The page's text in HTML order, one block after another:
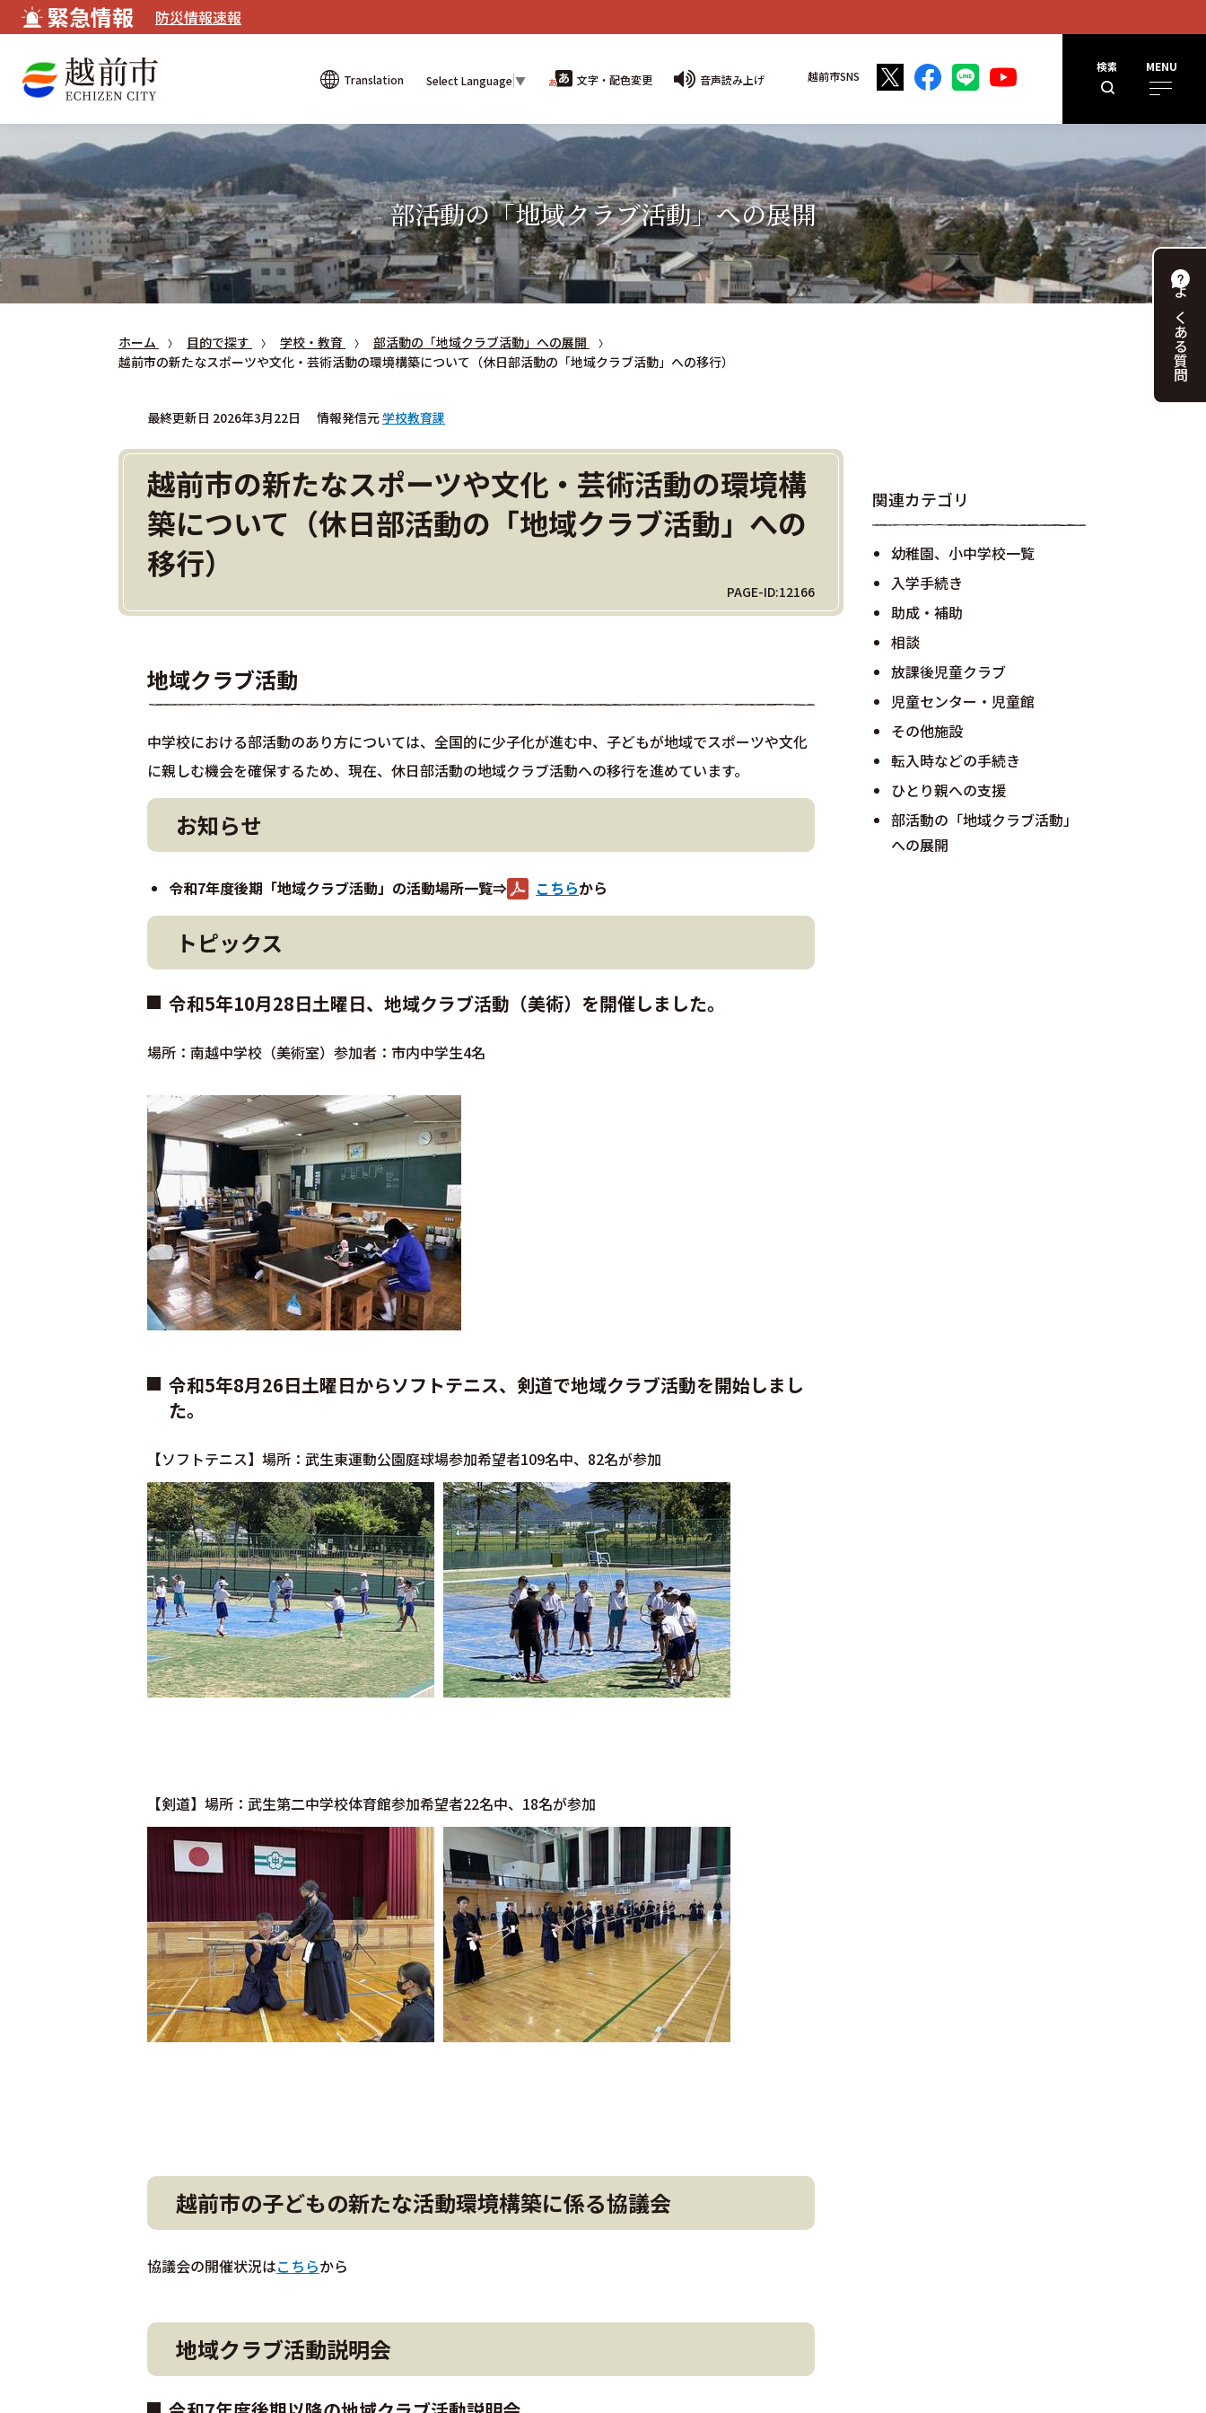
緊急情報 防災情報速報
検索
MENU
Translation
Select Language▼ 文字・配色変更 音声読み上げ 越前市SNS
よくある
質問
部活動の「地域クラブ活動」への展開
ホーム 目的で探す 学校・教育
部活動の「地域クラブ活動」への展開
越前市の新たなスポーツや文化・芸術活動の環境構築について（休日部活動の「地域クラブ活動」への移行）
最終更新日 2026年3月22日 情報発信元学校教育課
越前市の新たなスポーツや文化・芸術活動の環境構
築について（休日部活動の「地域クラブ活動」への
移行）
PAGE-ID:12166
地域クラブ活動
中学校における部活動のあり方については、全国的に少子化が進む中、子どもが地域でスポーツや文化
に親しむ機会を確保するため、現在、休日部活動の地域クラブ活動への移行を進めています。
お知らせ
令和7年度後期「地域クラブ活動」の活動場所一覧⇒ こちらから
トピックス
令和5年10月28日土曜日、地域クラブ活動（美術）を開催しました。
場所：南越中学校（美術室）参加者：市内中学生4名
令和5年8月26日土曜日からソフトテニス、剣道で地域クラブ活動を開始しまし
た。
【ソフトテニス】場所：武生東運動公園庭球場参加希望者109名中、82名が参加
【剣道】場所：武生第二中学校体育館参加希望者22名中、18名が参加
越前市の子どもの新たな活動環境構築に係る協議会
協議会の開催状況はこちらから
地域クラブ活動説明会
関連カテゴリ
幼稚園、小中学校一覧
入学手続き
助成・補助
相談
放課後児童クラブ
児童センター・児童館
その他施設
転入時などの手続き
ひとり親への支援
部活動の「地域クラブ活動」
への展開